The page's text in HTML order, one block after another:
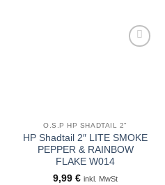
O.S.P HP SHADTAIL 2"
HP Shadtail 2″ LITE SMOKE
PEPPER & RAINBOW
FLAKE W014
9,99 € inkl. MwSt